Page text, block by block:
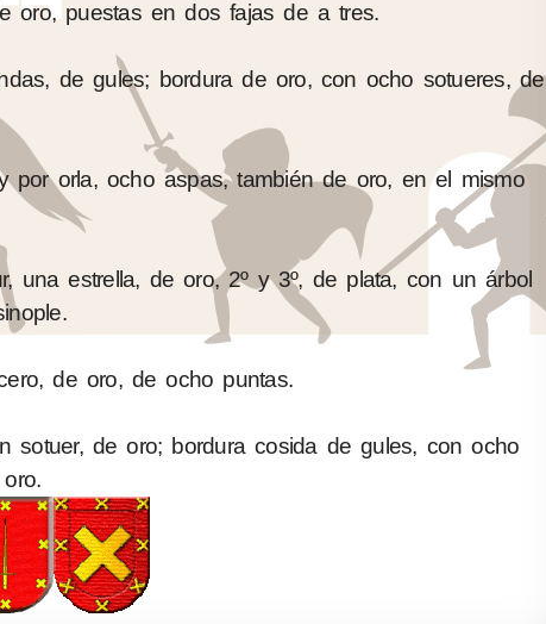
oro, puestas en dos fajas de a tres.
de gules; bordura de oro, con ocho sotueres, de
orla, ocho aspas, también de oro, en el mismo
una estrella, de oro, 2º y 3º, de plata, con un árbol
de oro, de ocho puntas.
de oro; bordura cosida de gules, con ocho